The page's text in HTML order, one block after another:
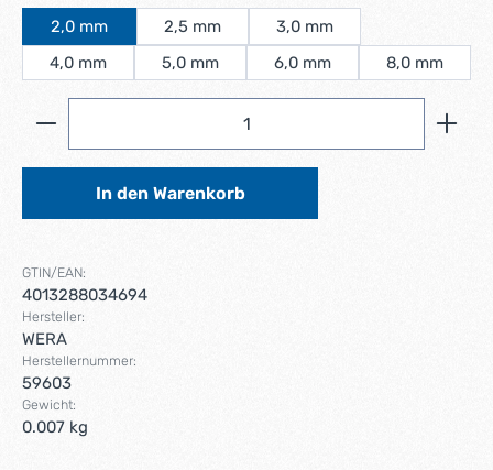
2,0 mm 2,5 mm
3,0 mm
4,0 mm
5,0 mm 6,0 mm 8,0 mm
Produkt Anzahl: Gib den gewünschten Wert ein
In den Warenkorb
GTIN/EAN:
4013288034694
Hersteller:
WERA
Herstellernummer:
59603
Gewicht:
0.007 kg